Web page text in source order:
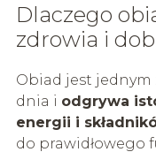
Dlaczego
zdrowia i
Obiad jest jednym
dnia i odgrywa
energii i
do prawidłowego